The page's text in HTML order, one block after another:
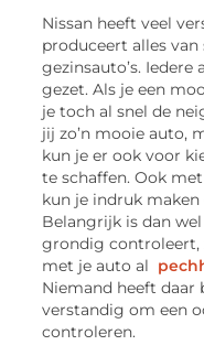
Nissan heeft veel
produceert alles van
gezinsauto’s.
gezet. Als je een
je toch al snel de
jij zo’n mooie auto,
kun je er ook voor
te schaffen. Ook
kun je indruk
Belangrijk is dan
grondig controleert,
met je auto al
Niemand heeft daar
verstandig om een
controleren.